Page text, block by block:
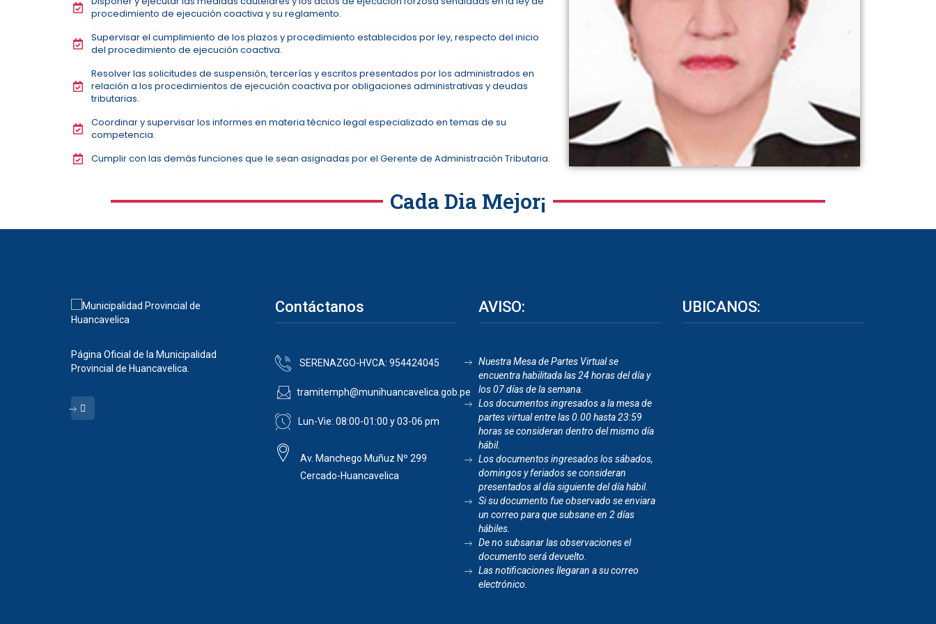
procedimiento de ejecución coactiva y su reglamento.
Supervisar el cumplimiento de los plazos y procedimiento establecidos por ley, respecto del inicio
del procedimiento de ejecución coactiva.
Resolver las solicitudes de suspensión, tercerías y escritos presentados por los administrados en
relación a los procedimientos de ejecución coactiva por obligaciones administrativas y deudas
tributarias.
Coordinar y supervisar los informes en materia técnico legal especializado en temas de su
competencia.
Cumplir con las demás funciones que le sean asignadas por el Gerente de Administración Tributaria.
Cada Dia Mejor¡
Página Oficial de la Municipalidad
Provincial de Huancavelica.
Contáctanos
SERENAZGO-HVCA: 954424045
tramitemph@munihuancavelica.gob.pe
Lun-Vie: 08:00-01:00 y 03-06 pm
Av. Manchego Muñuz Nº 299
Cercado-Huancavelica
AVISO:
Nuestra Mesa de Partes Virtual se
encuentra habilitada las 24 horas del día y
los 07 días de la semana.
Los documentos ingresados a la mesa de
partes virtual entre las 0.00 hasta 23:59
horas se consideran dentro del mismo día
hábil.
Los documentos ingresados los sábados,
domingos y feriados se consideran
presentados al día siguiente del día hábil.
Si su documento fue observado se enviara
un correo para que subsane en 2 días
hábiles.
De no subsanar las observaciones el
documento será devuelto
Las notificaciones llegaran a su correo
electrónico.
UBICANOS: